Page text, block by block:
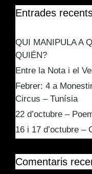
Entrades
QUI MANIPULA A
QUIÉN?
Entre la Nota i el
Febrer: 4 a
Circus – Tunísia
22 d’octubre –
16 i 17 d’octubre –
Comentaris